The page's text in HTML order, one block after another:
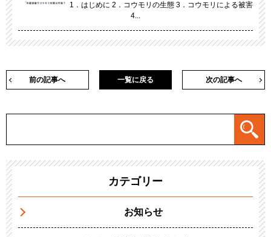
1．はじめに 2．コウモリの生態 3．コウモリによる被害
4...
前の記事へ 次の記事へ
一覧に戻る
カテゴリー
お知らせ